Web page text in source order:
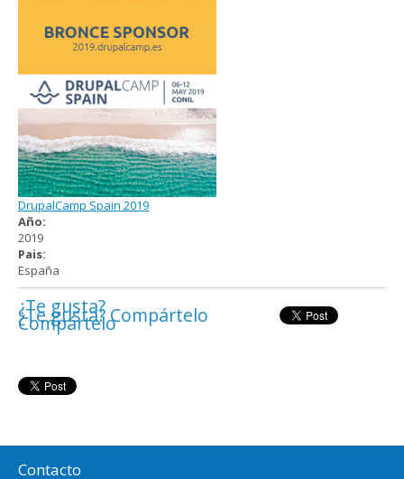
DrupalCamp Spain 2019
Año:
2019
Pais:
España
¿Te gusta?
Compártelo
¿Te gusta? Compártelo
Contacto